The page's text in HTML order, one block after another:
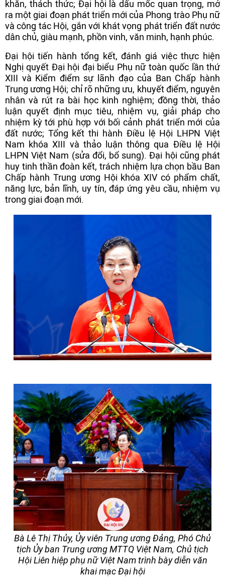
khăn, thách thức; Đại hội là dấu mốc quan trọng, mở
ra một giai đoạn phát triển mới của Phong trào Phụ nữ
và công tác Hội, gắn với khát vọng phát triển đất nước
dân chủ, giàu mạnh, phồn vinh, văn minh, hạnh phúc.
Đại hội tiến hành tổng kết, đánh giá việc thực hiện
Nghị quyết Đại hội đại biểu Phụ nữ toàn quốc lần thứ
XIII và Kiểm điểm sự lãnh đạo của Ban Chấp hành
Trung ương Hội; chỉ rõ những ưu, khuyết điểm, nguyên
nhân và rút ra bài học kinh nghiệm; đồng thời, thảo
luận quyết định mục tiêu, nhiệm vụ, giải pháp cho
nhiệm kỳ tới phù hợp với bối cảnh phát triển mới của
đất nước; Tổng kết thi hành Điều lệ Hội LHPN Việt
Nam khóa XIII và thảo luận thông qua Điều lệ Hội
LHPN Việt Nam (sửa đổi, bổ sung). Đại hội cũng phát
huy tinh thần đoàn kết, trách nhiệm lựa chọn bầu Ban
Chấp hành Trung ương Hội khóa XIV có phẩm chất,
năng lực, bản lĩnh, uy tín, đáp ứng yêu cầu, nhiệm vụ
trong giai đoạn mới.
Bà Lê Thị Thủy, Ủy viên Trung ương Đảng, Phó Chủ
tịch Ủy ban Trung ương MTTQ Việt Nam, Chủ tịch
Hội Liên hiệp phụ nữ Việt Nam trình bày diễn văn
khai mạc Đại hội